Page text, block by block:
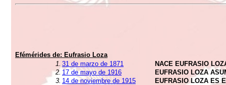
Efémérides de: Eufrasio Loza
1. 31 de marzo de 1871
NACE EUFRASIO
2. 17 de mayo de 1916
EUFRASIO LOZA
3. 14 de noviembre de 1915
EUFRASIO LOZA ES